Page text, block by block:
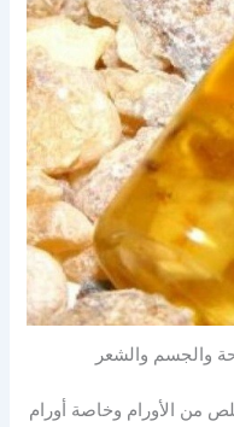
والجسم والشعر
من الأورام وخاصة أورام